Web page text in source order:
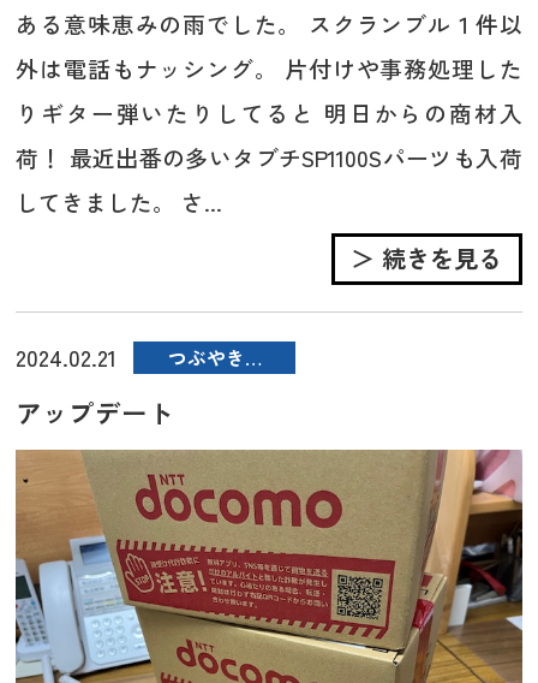
ある意味恵みの雨でした。 スクランブル１件以
外は電話もナッシング。 片付けや事務処理した
りギター弾いたりしてると 明日からの商材入
荷！ 最近出番の多いタブチSP1100Sパーツも入荷
してきました。 さ...
＞ 続きを見る
2024.02.21 つぶやき…
アップデート